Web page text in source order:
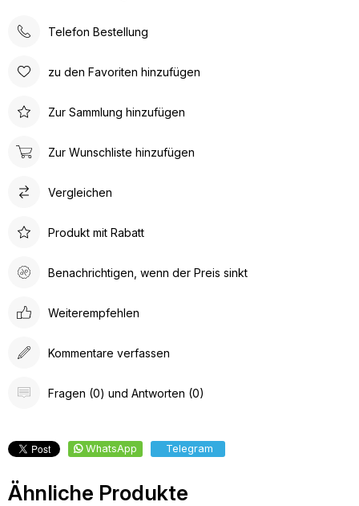
Telefon Bestellung
zu den Favoriten hinzufügen
Zur Sammlung hinzufügen
Zur Wunschliste hinzufügen
Vergleichen
Produkt mit Rabatt
Benachrichtigen, wenn der Preis sinkt
Weiterempfehlen
Kommentare verfassen
Fragen (0) und Antworten (0)
WhatsApp Telegram
Ähnliche Produkte